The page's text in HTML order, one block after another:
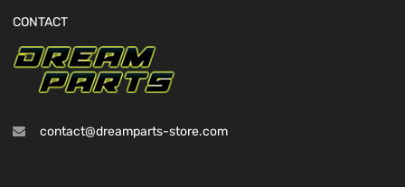
CONTACT
contact@dreamparts-store.com